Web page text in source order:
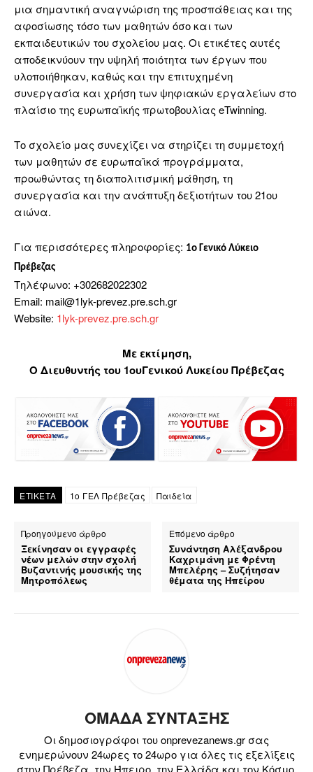
μια σημαντική αναγνώριση της προσπάθειας και της
αφοσίωσης τόσο των μαθητών όσο και των
εκπαιδευτικών του σχολείου μας. Οι ετικέτες αυτές
αποδεικνύουν την υψηλή ποιότητα των έργων που
υλοποιήθηκαν, καθώς και την επιτυχημένη
συνεργασία και χρήση των ψηφιακών εργαλείων στο
πλαίσιο της ευρωπαϊκής πρωτοβουλίας eTwinning.
Το σχολείο μας συνεχίζει να στηρίζει τη συμμετοχή
των μαθητών σε ευρωπαϊκά προγράμματα,
προωθώντας τη διαπολιτισμική μάθηση, τη
συνεργασία και την ανάπτυξη δεξιοτήτων του 21ου
αιώνα.
Για περισσότερες πληροφορίες: 1ο Γενικό Λύκειο
Πρέβεζας
Τηλέφωνο: +302682022302
Email: mail@1lyk-prevez.pre.sch.gr
Website: 1lyk-prevez.pre.sch.gr
Με εκτίμηση,
Ο Διευθυντής του 1ουΓενικού Λυκείου Πρέβεζας
ΕΤΙΚΕΤΑ 1ο ΓΕΛ Πρέβεζας Παιδεία
Προηγούμενο άρθρο
Ξεκίνησαν οι εγγραφές
νέων μελών στην σχολή
Βυζαντινής μουσικής της
Μητροπόλεως
Επόμενο άρθρο
Συνάντηση Αλέξανδρου
Καχριμάνη με Φρέντη
Μπελέρης – Συζήτησαν
θέματα της Ηπείρου
ΟΜΑΔΑ ΣΥΝΤΑΞΗΣ
Οι δημοσιογράφοι του onprevezanews.gr σας
ενημερώνουν 24ωρες το 24ωρο για όλες τις εξελίξεις
στην Πρέβεζα, την Ήπειρο, την Ελλάδα και τον Κόσμο.